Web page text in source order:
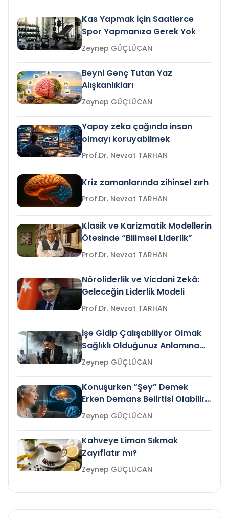
Kas Yapmak İçin Saatlerce
Spor Yapmanıza Gerek Yok
Zeynep GÜÇLÜCAN
Beyni Genç Tutan Yaz
Alışkanlıkları
Zeynep GÜÇLÜCAN
Yapay zeka çağında insan
olmayı koruyabilmek
Prof.Dr. Nevzat TARHAN
Kriz zamanlarında zihinsel zırh
Prof.Dr. Nevzat TARHAN
Klasik ve Karizmatik Modellerin
Ötesinde “Bilimsel Liderlik”
Prof.Dr. Nevzat TARHAN
Nöroliderlik ve Vicdani Zekâ:
Geleceğin Liderlik Modeli
Prof.Dr. Nevzat TARHAN
İşe Gidip Çalışabiliyor Olmak
Sağlıklı Olduğunuz Anlamına
Gelir mi?Zeynep GÜÇLÜCAN
Konuşurken “Şey” Demek
Erken Demans Belirtisi Olabilir
mi?
Zeynep GÜÇLÜCAN
Kahveye Limon Sıkmak
Zayıflatır mı?
Zeynep GÜÇLÜCAN